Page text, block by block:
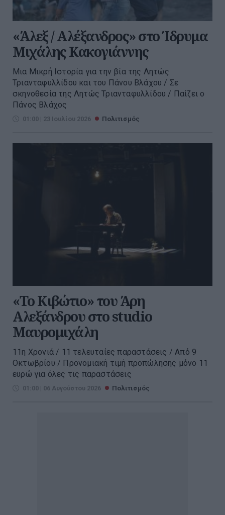
«Άλεξ / Αλέξανδρος» στο Ίδρυμα
Μιχάλης Κακογιάννης
Μια Μικρή Ιστορία για την βία της Λητώς
Τριανταφυλλίδου και του Πάνου Βλάχου / Σε
σκηνοθεσία της Λητώς Τριανταφυλλίδου / Παίζει ο
Πάνος Βλάχος
01:00 | 23 Ιουλίου 2026 Πολιτισμός
«Το Κιβώτιο» του Άρη
Αλεξάνδρου στο studio
Μαυρομιχάλη
11η Χρονιά / 11 τελευταίες παραστάσεις / Από 9
Οκτωβρίου / Προνομιακή τιμή προπώλησης μόνο 11
ευρώ για όλες τις παραστάσεις
01:00 | 06 Αυγούστου 2026 Πολιτισμός